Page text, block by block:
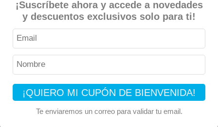
¡Suscríbete ahora y accede a novedades
y descuentos exclusivos solo para ti!
¡QUIERO MI CUPÓN DE BIENVENIDA!
Te enviaremos un correo para validar tu email.
Taragüi – Té de Boldo 10 SAquítos